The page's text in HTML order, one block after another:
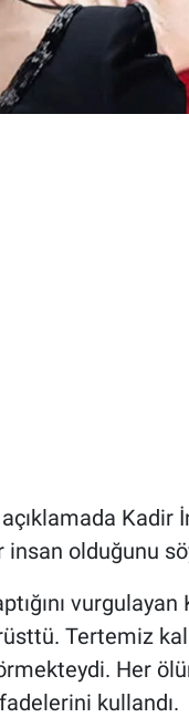
Kadir
olduğunu
vurgulayan
Tertemiz
Her
kullandı.